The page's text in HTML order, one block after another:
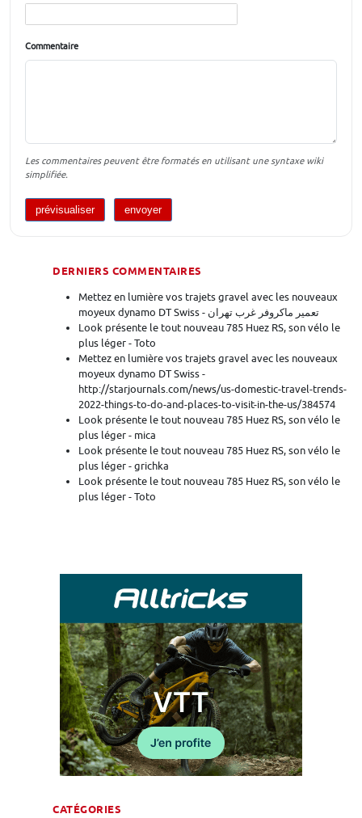
Commentaire
Les commentaires peuvent être formatés en utilisant une syntaxe wiki
simplifiée.
DERNIERS COMMENTAIRES
Mettez en lumière vos trajets gravel avec les nouveaux
moyeux dynamo DT Swiss - تعمیر ماکروفر غرب تهران
Look présente le tout nouveau 785 Huez RS, son vélo le
plus léger - Toto
Mettez en lumière vos trajets gravel avec les nouveaux
moyeux dynamo DT Swiss -
http://starjournals.com/news/us-domestic-travel-trends-
2022-things-to-do-and-places-to-visit-in-the-us/384574
Look présente le tout nouveau 785 Huez RS, son vélo le
plus léger - mica
Look présente le tout nouveau 785 Huez RS, son vélo le
plus léger - grichka
Look présente le tout nouveau 785 Huez RS, son vélo le
plus léger - Toto
CATÉGORIES